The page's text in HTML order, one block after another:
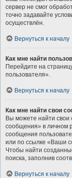
сервер не смог
точно задавайте
осуществлён.
Вернуться к началу
Как мне найти
Перейдите на
пользователя».
Вернуться к началу
Как мне найти свои
Вы можете найти свои
сообщения» в личном
сообщения
или по ссылке «Ваши
Чтобы найти
поиска, заполнив
Вернуться к началу